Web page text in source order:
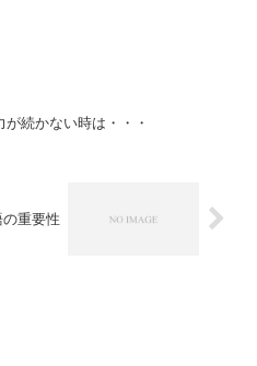
が続かない時は・・・
の重要性